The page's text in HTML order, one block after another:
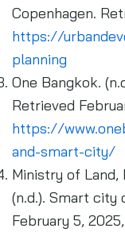
Copenhagen.
https://
planning
One Bangkok.
Retrieved
https://
and-smart-city/
Ministry of
(n.d.). Smart city
February 5,